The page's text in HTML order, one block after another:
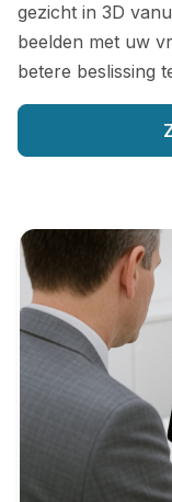
gezicht in 3D
beelden met uw
betere beslissing